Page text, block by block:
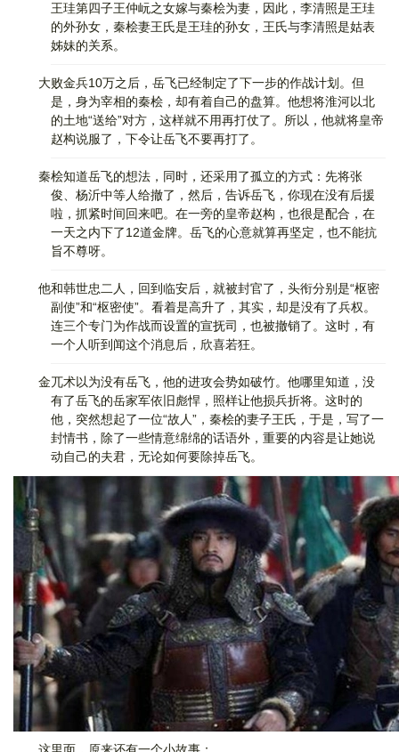
王珪第四子王仲岏之女嫁与秦桧为妻，因此，李清照是王珪
的外孙女，秦桧妻王氏是王珪的孙女，王氏与李清照是姑表
姊妹的关系。
大败金兵10万之后，岳飞已经制定了下一步的作战计划。但
是，身为宰相的秦桧，却有着自己的盘算。他想将淮河以北
的土地“送给”对方，这样就不用再打仗了。所以，他就将皇帝
赵构说服了，下令让岳飞不要再打了。
秦桧知道岳飞的想法，同时，还采用了孤立的方式：先将张
俊、杨沂中等人给撤了，然后，告诉岳飞，你现在没有后援
啦，抓紧时间回来吧。在一旁的皇帝赵构，也很是配合，在
一天之内下了12道金牌。岳飞的心意就算再坚定，也不能抗
旨不尊呀。
他和韩世忠二人，回到临安后，就被封官了，头衔分别是“枢密
副使”和“枢密使”。看着是高升了，其实，却是没有了兵权。
连三个专门为作战而设置的宣抚司，也被撤销了。这时，有
一个人听到闻这个消息后，欣喜若狂。
金兀术以为没有岳飞，他的进攻会势如破竹。他哪里知道，没
有了岳飞的岳家军依旧彪悍，照样让他损兵折将。这时的
他，突然想起了一位“故人”，秦桧的妻子王氏，于是，写了一
封情书，除了一些情意绵绵的话语外，重要的内容是让她说
动自己的夫君，无论如何要除掉岳飞。